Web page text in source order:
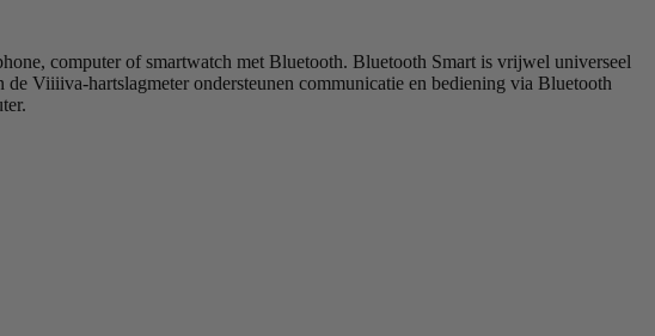
computer of smartwatch met Bluetooth. Bluetooth Smart is vrijwel universeel
Viiiiva-hartslagmeter ondersteunen communicatie en bediening via Bluetooth